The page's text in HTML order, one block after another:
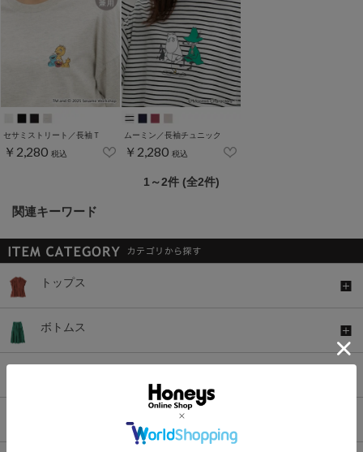
セサミストリート／長袖Ｔ
￥2,280 税込
ムーミン／長袖チュニック
￥2,280 税込
1～2件 (全2件)
関連キーワード
トップス
ボトムス